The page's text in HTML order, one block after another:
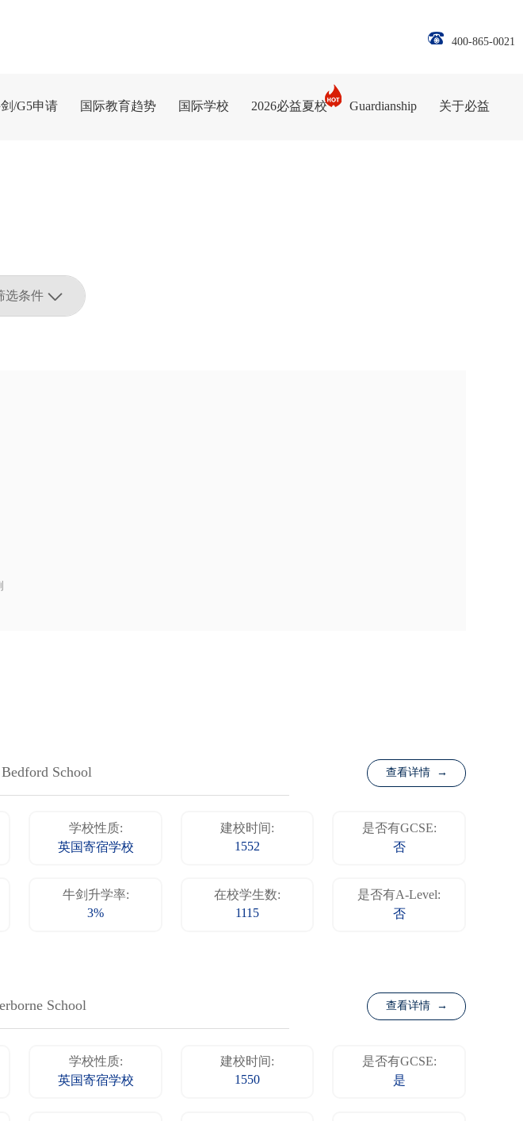
400-865-0021
/G5申请 国际教育趋势 国际学校 2026必益夏校 Guardianship 关于必益
选条件
Bedford School 查看详情 →
学校性质:
英国寄宿学校
建校时间:
1552
是否有GCSE:
否
牛剑升学率:
3%
在校学生数:
1115
是否有A-Level:
否
School 查看详情 →
学校性质:
英国寄宿学校
建校时间:
1550
是否有GCSE:
是